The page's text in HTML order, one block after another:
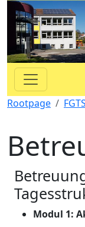
Rootpage FGTS
Modul 1: